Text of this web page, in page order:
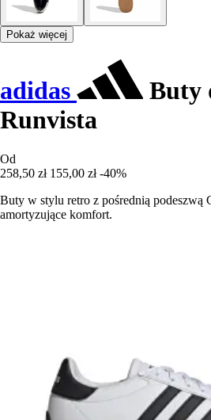
Pokaż więcej
adidas
Buty
Runvista
Od
258,50 zł 155,00 zł -40%
Buty w stylu retro z pośrednią podeszwą
amortyzujące komfort.